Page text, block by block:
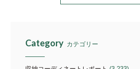
Category カテゴリー